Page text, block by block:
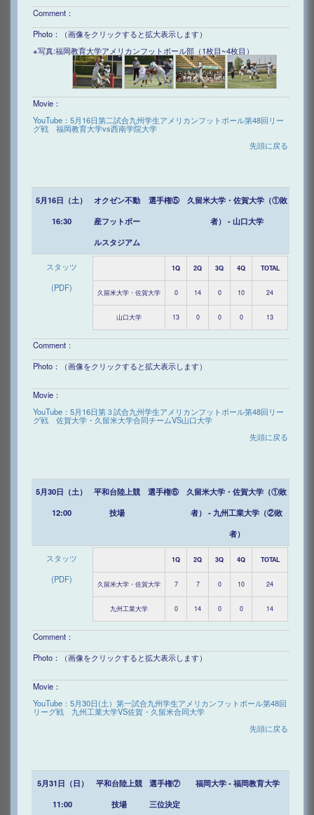
Comment：
Photo：（画像をクリックすると拡大表示します）
※写真:福岡教育大学アメリカンフットボール部（1枚目~4枚目）
Movie：
YouTube：5月16日第二試合九州学生アメリカンフットボール第48回リー
グ戦 福岡教育大学vs西南学院大学
先頭に戻る
5月16日（土）
16:30
オクゼン不動
産フットボー
ルスタジアム
選手権⑤
久留米大学・佐賀大学（①敗
者） - 山口大学
スタッツ
(PDF)
1Q 2Q 3Q 4Q TOTAL
久留米大学・佐賀大学 0 14 0 10 24
山口大学 13 0 0 0 13
Comment：
Photo：（画像をクリックすると拡大表示します）
Movie：
YouTube：5月16日第３試合九州学生アメリカンフットボール第48回リー
グ戦 佐賀大学・久留米大学合同チームVS山口大学
先頭に戻る
5月30日（土）
12:00
平和台陸上競
技場
選手権⑥
久留米大学・佐賀大学（①敗
者） - 九州工業大学（②敗
者）
スタッツ
(PDF)
1Q 2Q 3Q 4Q TOTAL
久留米大学・佐賀大学 7 7 0 10 24
九州工業大学 0 14 0 0 14
Comment：
Photo：（画像をクリックすると拡大表示します）
Movie：
YouTube：5月30日(土）第一試合九州学生アメリカンフットボール第48回
リーグ戦 九州工業大学VS佐賀・久留米合同大学
先頭に戻る
5月31日（日）
11:00
平和台陸上競
技場
選手権⑦
三位決定
福岡大学 - 福岡教育大学